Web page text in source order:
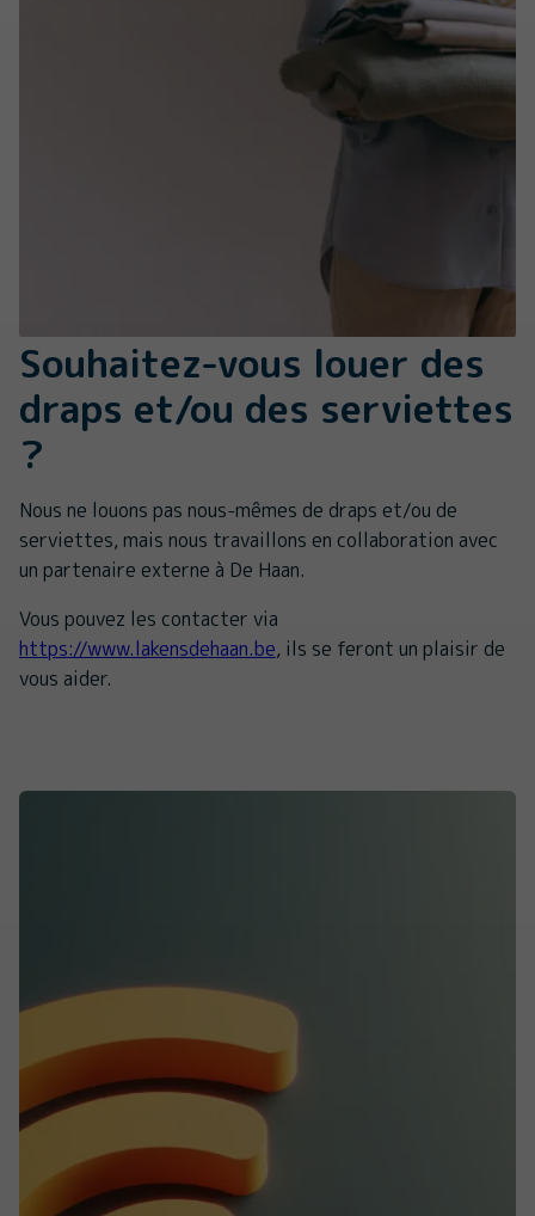
Souhaitez-vous louer des
draps et/ou des serviettes
?
Nous ne louons pas nous-mêmes de draps et/ou de
serviettes, mais nous travaillons en collaboration avec
un partenaire externe à De Haan.
Vous pouvez les contacter via
https://www.lakensdehaan.be, ils se feront un plaisir de
vous aider.